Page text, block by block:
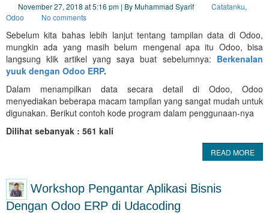
November 27, 2018 at 5:16 pm | By Muhammad Syarif Catatanku,
Odoo
No comments
Sebelum kita bahas lebih lanjut tentang tampilan data di Odoo,
mungkin ada yang masih belum mengenal apa itu Odoo, bisa
langsung klik artikel yang saya buat sebelumnya: Berkenalan
yuuk dengan Odoo ERP.
Dalam menampilkan data secara detail di Odoo, Odoo
menyediakan beberapa macam tampilan yang sangat mudah untuk
digunakan. Berikut contoh kode program dalam penggunaan-nya
Dilihat sebanyak : 561 kali
READ MORE
Workshop Pengantar Aplikasi Bisnis
Dengan Odoo ERP di Udacoding